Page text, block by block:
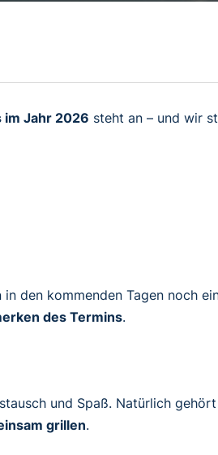
im Jahr 2026 steht an – und wir
in den kommenden Tagen noch
des Termins.
und Spaß. Natürlich
grillen.